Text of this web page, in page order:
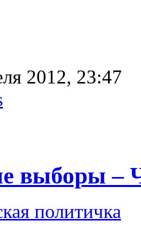
2012, 23:47
выборы –
политичка